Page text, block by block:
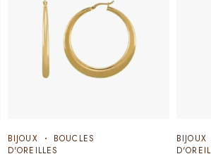
BIJOUX
BOUCLES
D'OREILLES
BIJOUX